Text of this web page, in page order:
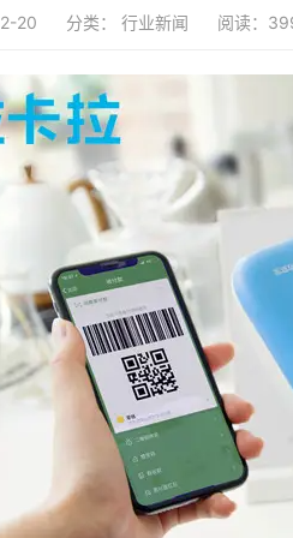
20 分类： 行业新闻 阅读：